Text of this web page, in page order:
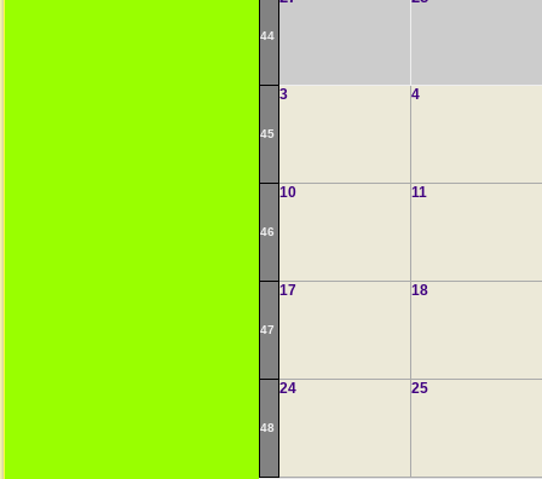
44
45
3 4
46
10 11
47
17 18
48
24 25